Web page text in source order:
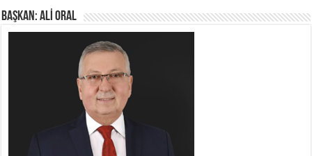
BAŞKAN: ALİ ORAL